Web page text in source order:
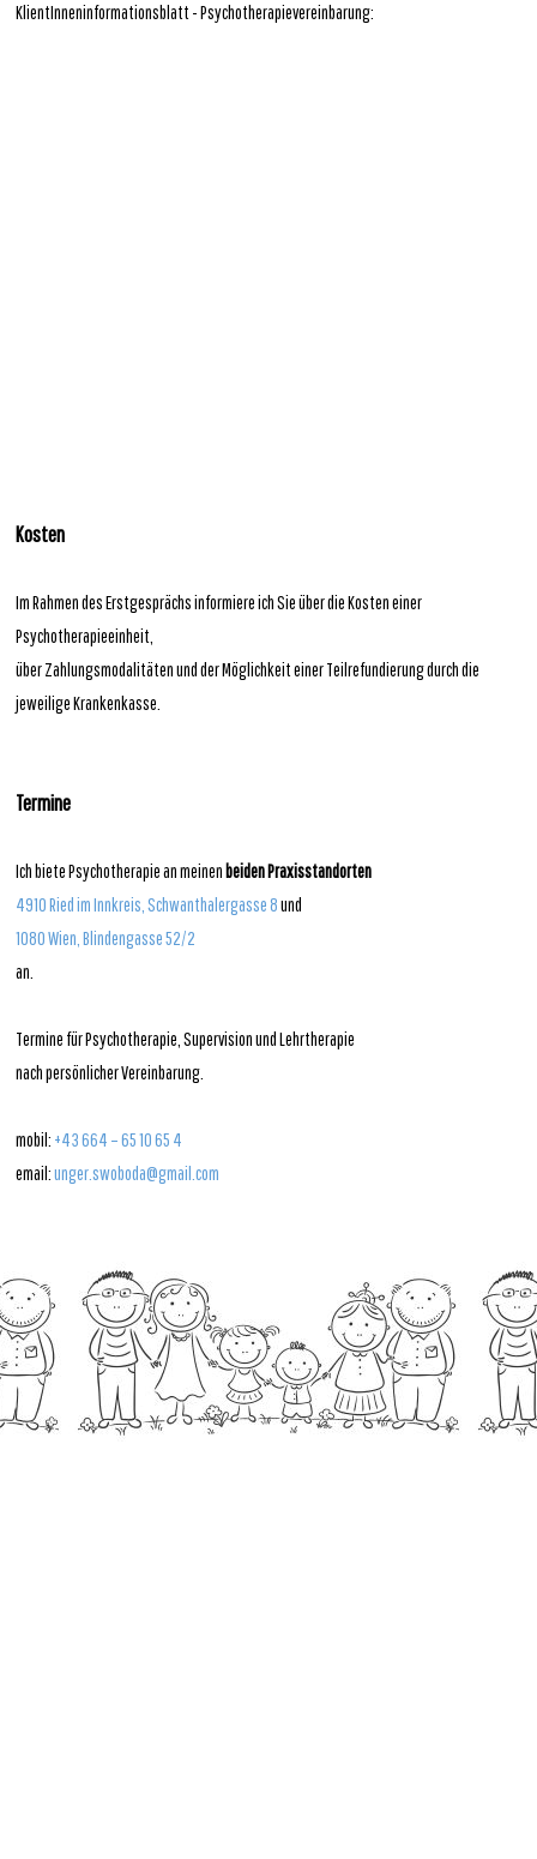
KlientInneninformationsblatt - Psychotherapievereinbarung:
Kosten
Im Rahmen des Erstgesprächs informiere ich Sie über die Kosten einer
Psychotherapieeinheit,
über Zahlungsmodalitäten und der Möglichkeit einer Teilrefundierung durch die
jeweilige Krankenkasse.
Termine
Ich biete Psychotherapie an meinen beiden Praxisstandorten
4910 Ried im Innkreis, Schwanthalergasse 8und
1080 Wien, Blindengasse 52/2
an.
Termine für Psychotherapie, Supervision und Lehrtherapie
nach persönlicher Vereinbarung.
mobil: +43 664 – 65 10 65 4
email:unger.swoboda@gmail.com